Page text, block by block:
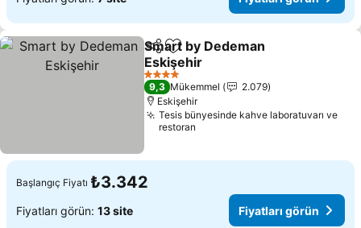
PaylaşFavorilerime ekle
Smart by Dedeman
Eskişehir
Fiyatları görün
4 Yıldız
9,3 Mükemmel
2.079
Eskişehir
Tesis bünyesinde kahve laboratuvarı ve
restoran
Başlangıç Fiyatı ₺3.342
Fiyatları görün: 13 site Fiyatları görün